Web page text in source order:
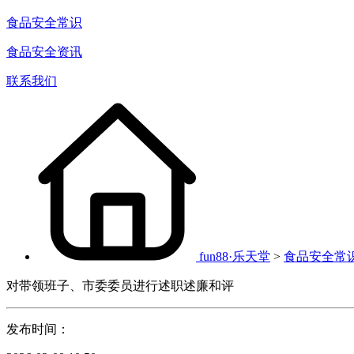
食品安全常识
食品安全资讯
联系我们
fun88·乐天堂 > 食品安全常
对带领班子、市委委员进行述职述廉和评
发布时间：